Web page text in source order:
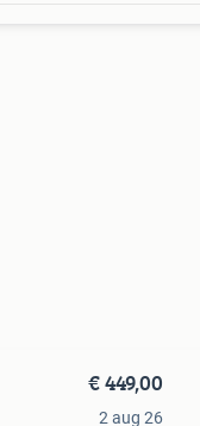
€ 449,00
2 aug 26